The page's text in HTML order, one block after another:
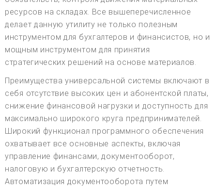
ресурсов на складах. Все вышеперечисленное
делает данную утилиту не только полезным
инструментом для бухгалтеров и финансистов, но и
мощным инструментом для принятия
стратегических решений на основе материалов.
Преимущества универсальной системы включают в
себя отсутствие высоких цен и абонентской платы,
снижение финансовой нагрузки и доступность для
максимально широкого круга предпринимателей.
Широкий функционал программного обеспечения
охватывает все основные аспекты, включая
управление финансами, документооборот,
налоговую и бухгалтерскую отчетность.
Автоматизация документооборота путем